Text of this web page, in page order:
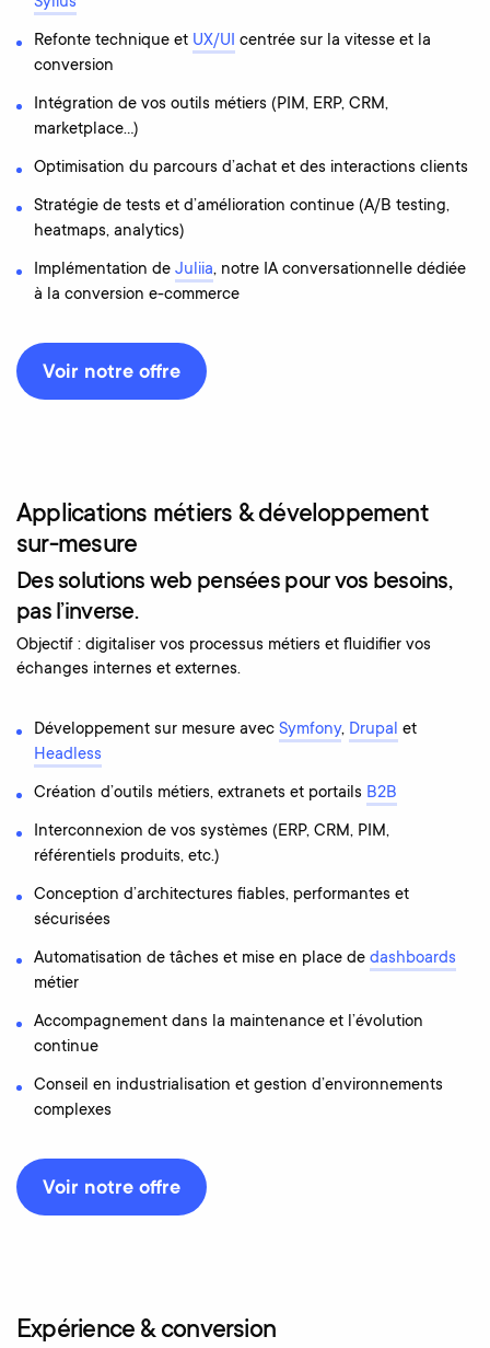
Refonte technique et UX/UI centrée sur la vitesse et la
conversion
Intégration de vos outils métiers (PIM, ERP, CRM,
marketplace…)
Optimisation du parcours d’achat et des interactions clients
Stratégie de tests et d’amélioration continue (A/B testing,
heatmaps, analytics)
Implémentation de Juliia, notre IA conversationnelle dédiée
à la conversion e-commerce
Voir notre offre
Applications métiers & développement
sur-mesure
Des solutions web pensées pour vos besoins,
pas l’inverse.
Objectif : digitaliser vos processus métiers et fluidifier vos
échanges internes et externes.
Développement sur mesure avec Symfony, Drupal et
Headless
Création d’outils métiers, extranets et portails B2B
Interconnexion de vos systèmes (ERP, CRM, PIM,
référentiels produits, etc.)
Conception d’architectures fiables, performantes et
sécurisées
Automatisation de tâches et mise en place de dashboards
métier
Accompagnement dans la maintenance et l’évolution
continue
Conseil en industrialisation et gestion d’environnements
complexes
Voir notre offre
Expérience & conversion